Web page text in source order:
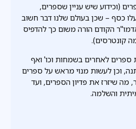
(וכידוע שיש עניין שספרים,
כסף – שכן בעולם שלנו דבר חשוב
הקודם הורה משום כך להדפיס
קונטרסים).
לאחרים בשמחות וכו' ואף
וכן לעשות מנוי מראש על ספרים
מה שיזרז את פדיון הספרים, ועד
והשלמה.